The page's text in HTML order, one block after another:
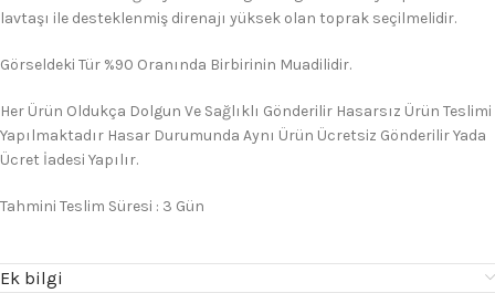
lavtaşı ile desteklenmiş direnajı yüksek olan toprak seçilmelidir.
Görseldeki Tür %90 Oranında Birbirinin Muadilidir.
Her Ürün Oldukça Dolgun Ve Sağlıklı Gönderilir Hasarsız Ürün Teslimi
Yapılmaktadır Hasar Durumunda Aynı Ürün Ücretsiz Gönderilir Yada
Ücret İadesi Yapılır.
Tahmini Teslim Süresi : 3 Gün
Ek bilgi